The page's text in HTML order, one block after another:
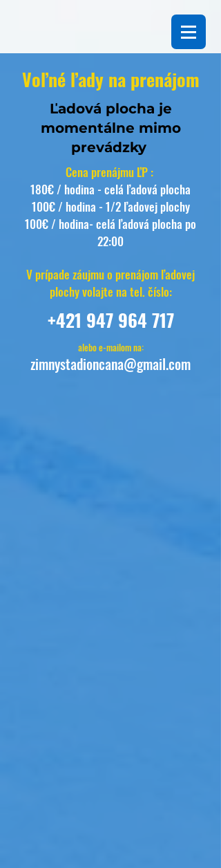
Voľné ľady na prenájom
Ľadová plocha je
momentálne mimo
prevádzky
Cena prenájmu ĽP :
180€ / hodina - celá ľadová plocha
100€ / hodina - 1/2 ľadovej plochy
100€ / hodina- celá ľadová plocha po
22:00
V prípade záujmu o prenájom ľadovej
plochy volajte na tel. číslo:
+421 947 964 717
alebo e-mailom na:
zimnystadioncana@gmail.com